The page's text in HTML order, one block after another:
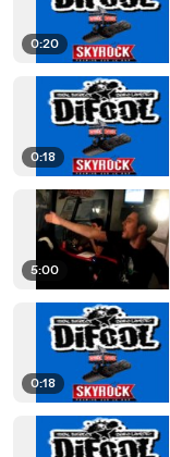
0:20
0:18
5:00
0:18